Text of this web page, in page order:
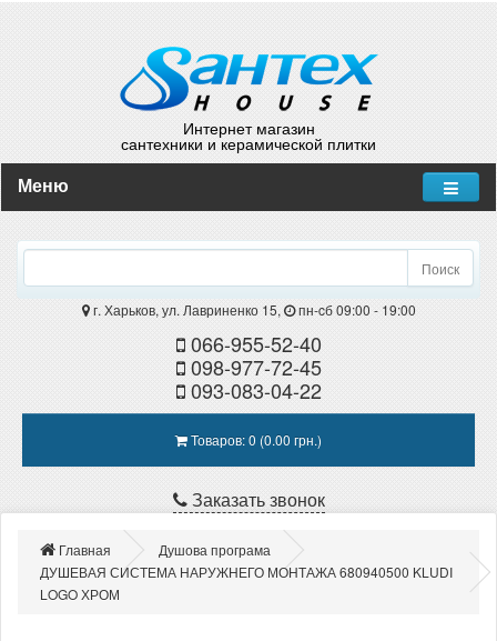
Интернет магазин
сантехники и керамической плитки
Меню
Поиск
г. Харьков, ул. Лавриненко 15, пн-cб 09:00 - 19:00
066-955-52-40
098-977-72-45
093-083-04-22
Товаров: 0 (0.00 грн.)
Заказать звонок
Главная
Душова програма
ДУШЕВАЯ СИСТЕМА НАРУЖНЕГО МОНТАЖА 680940500 KLUDI
LOGO ХРОМ